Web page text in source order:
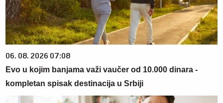
06. 08. 2026 07:08
Evo u kojim banjama važi vaučer od 10.000 dinara -
kompletan spisak destinacija u Srbiji